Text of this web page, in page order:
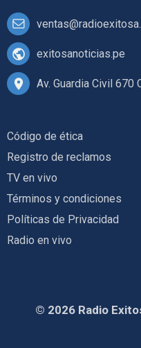
exitosanoticias.pe
Av. Guardia Civil 670
Código de ética
Registro de reclamos
TV en vivo
Términos y condiciones
Políticas de Privacidad
Radio en vivo
© 2026 Radio